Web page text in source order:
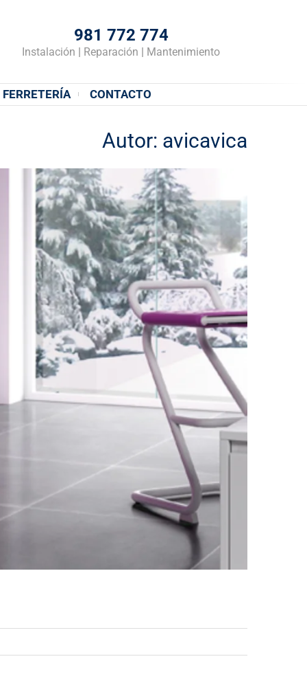
981 772 774
Instalación | Reparación | Mantenimiento
FERRETERÍA CONTACTO
Autor: avicavica